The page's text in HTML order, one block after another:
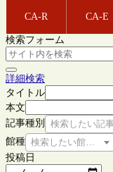
CA-R CA-E
検索フォーム
詳細検索
タイトル
本文
記事種別
検索したい記
館種 検索したい館種を選
投稿日